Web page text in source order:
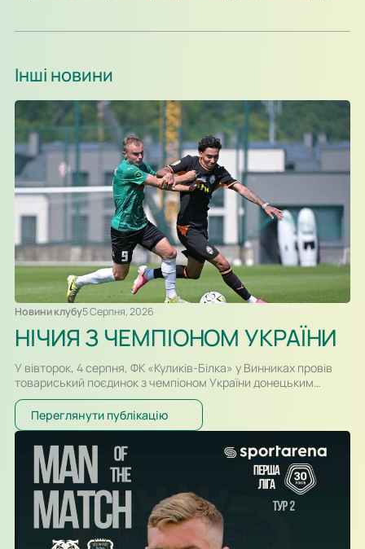
Інші новини
Новини клубу5 Серпня, 2026
НІЧИЯ З ЧЕМПІОНОМ УКРАЇНИ
У вівторок, 4 серпня, ФК «Куликів-Білка» у Винниках провів
товариський поєдинок з чемпіоном України донецьким
«Шахтарем». Перший тайм спарингу, який відбувався у
форматі два тайми по 30-ть хвилин, проходив за переваги
гравців «Шахтаря», які більше контролювали м’яч і частіше
Олександра Караваєва м’яч потрапив у стійку воріт…
Переглянути публікацію